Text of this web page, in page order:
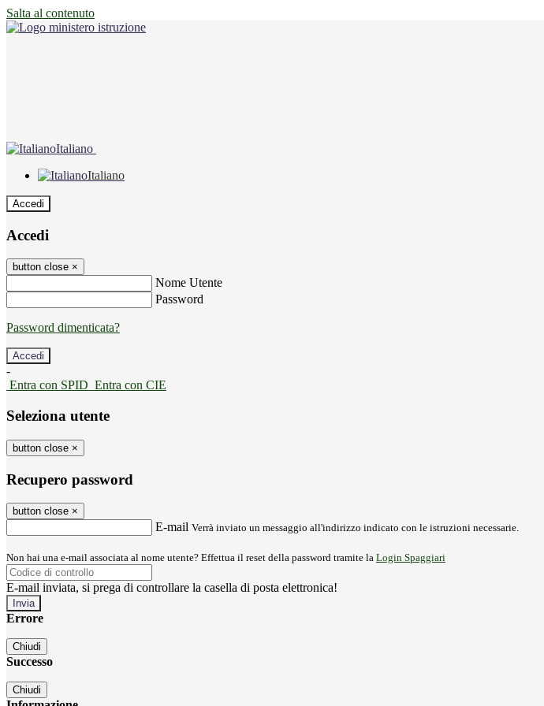
Salta al contenuto
Italiano
Italiano
Accedi
Accedi
button close ×
Nome Utente
Password
Password dimenticata?
-
Entra con SPID Entra con CIE
Seleziona utente
button close ×
Recupero password
button close ×
E-mail Verrà inviato un messaggio all'indirizzo indicato con le istruzioni necessarie.
Non hai una e-mail associata al nome utente? Effettua il reset della password tramite la Login Spaggiari
E-mail inviata, si prega di controllare la casella di posta elettronica!
Errore
Chiudi
Successo
Chiudi